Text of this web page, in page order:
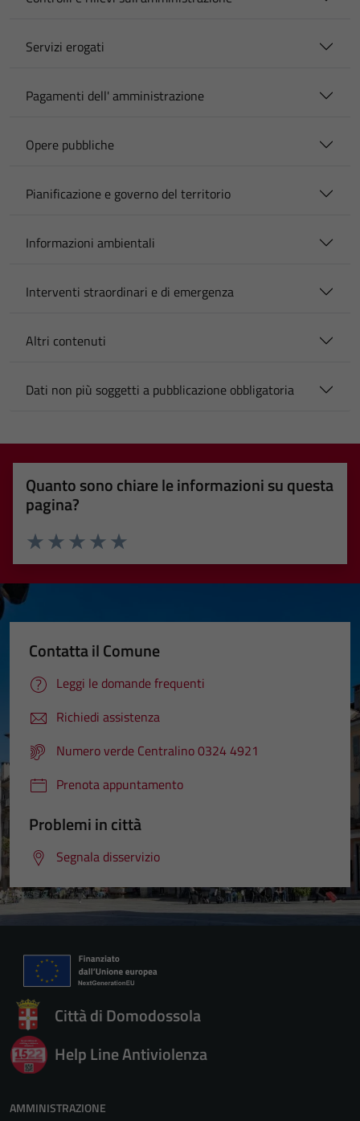
Servizi erogati
Pagamenti dell' amministrazione
Opere pubbliche
Pianificazione e governo del territorio
Informazioni ambientali
Interventi straordinari e di emergenza
Altri contenuti
Dati non più soggetti a pubblicazione obbligatoria
Quanto sono chiare le informazioni su questa
pagina?
Valuta 5 stelle su 5
Valuta 4 stelle su 5
Valuta 3 stelle su 5
Valuta 2 stelle su 5
Valuta 1 stelle su 5
Contatta il Comune
Leggi le domande frequenti
Richiedi assistenza
Numero verde Centralino 0324 4921
Prenota appuntamento
Problemi in città
Segnala disservizio
Città di Domodossola
Help Line Antiviolenza
AMMINISTRAZIONE